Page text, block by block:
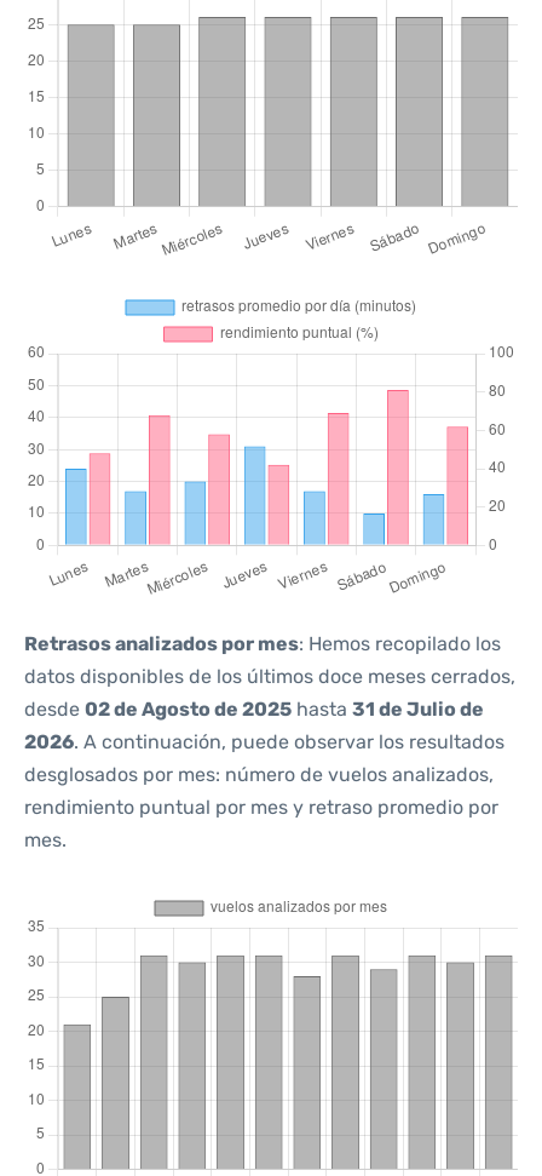
Retrasos analizados por mes: Hemos recopilado los
datos disponibles de los últimos doce meses cerrados,
desde 02 de Agosto de 2025 hasta 31 de Julio de
2026. A continuación, puede observar los resultados
desglosados por mes: número de vuelos analizados,
rendimiento puntual por mes y retraso promedio por
mes.